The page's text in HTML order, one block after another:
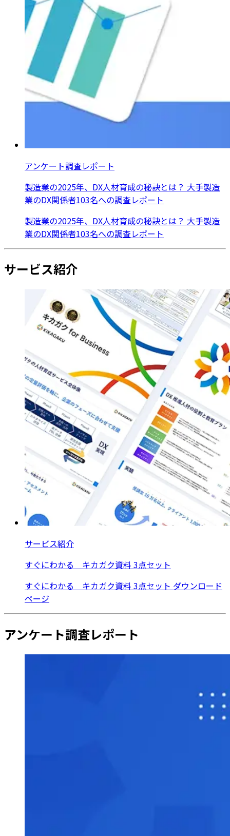
アンケート調査レポート
製造業の2025年、DX人材育成の秘訣とは？ 大手製造
業のDX関係者103名への調査レポート
製造業の2025年、DX人材育成の秘訣とは？ 大手製造
業のDX関係者103名への調査レポート
サービス紹介
サービス紹介
すぐにわかる キカガク資料 3点セット
すぐにわかる キカガク資料 3点セット ダウンロード
ページ
アンケート調査レポート